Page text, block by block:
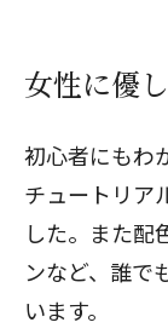
女性に優
初心者にもわ
チュートリア
した。また配
ンなど、誰で
います。